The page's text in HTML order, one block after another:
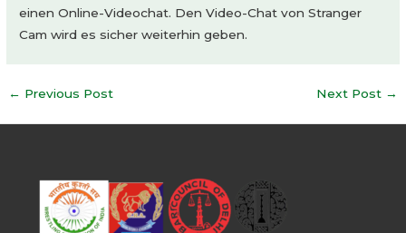
einen Online-Videochat. Den Video-Chat von Stranger
Cam wird es sicher weiterhin geben.
Post
← Previous Post Next Post →